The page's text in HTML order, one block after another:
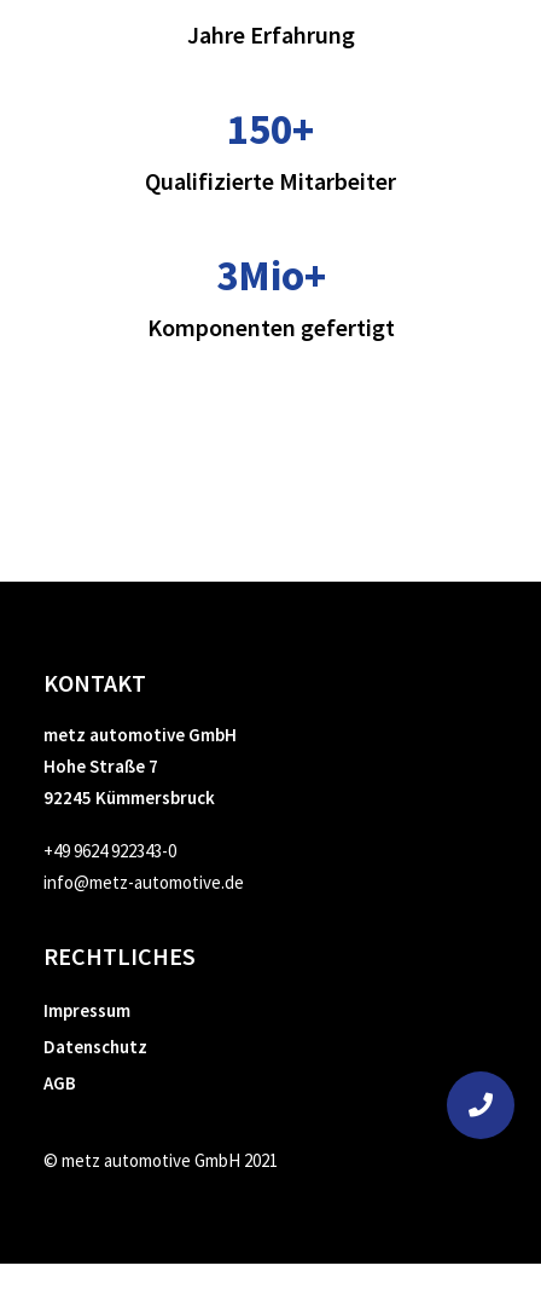
Jahre Erfahrung
150+
Qualifizierte Mitarbeiter
3Mio+
Komponenten gefertigt
KONTAKT
metz automotive GmbH
Hohe Straße 7
92245 Kümmersbruck
+49 9624 922343-0
info@metz-automotive.de
RECHTLICHES
Impressum
Datenschutz
AGB
© metz automotive GmbH 2021